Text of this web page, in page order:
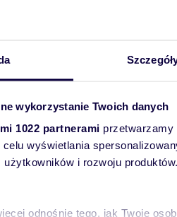
wykorzystanie Twoich danych
1022 partnerami przetwarzamy
celu wyświetlania
użytkowników i rozwoju
odnośnie tego, jak Twoje